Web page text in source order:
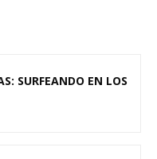
SURFEANDO EN LOS